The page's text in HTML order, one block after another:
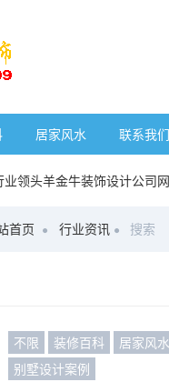
居家风水 联系我们
领头羊金牛装饰设计公司
首页 行业资讯 搜索
不限 装修百科 居家风水
别墅设计案例